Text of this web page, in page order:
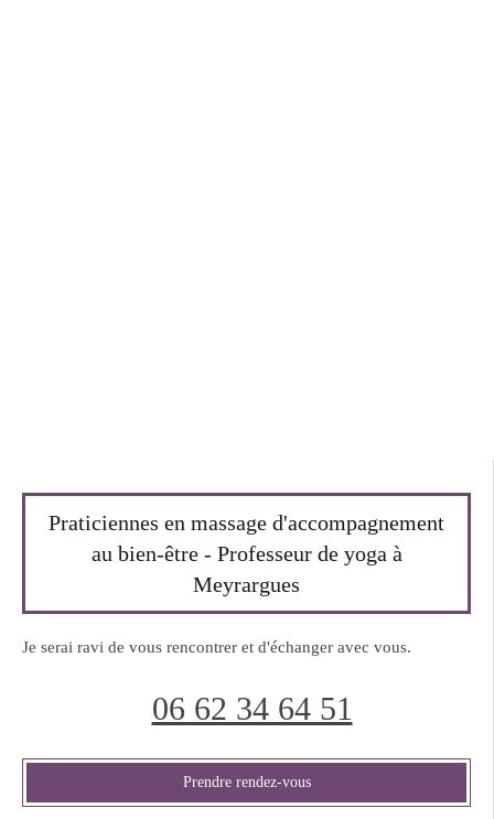
Praticiennes en massage d'accompagnement
au bien-être - Professeur de yoga à
Meyrargues
Je serai ravi de vous rencontrer et d'échanger avec vous.
06 62 34 64 51
Prendre rendez-vous